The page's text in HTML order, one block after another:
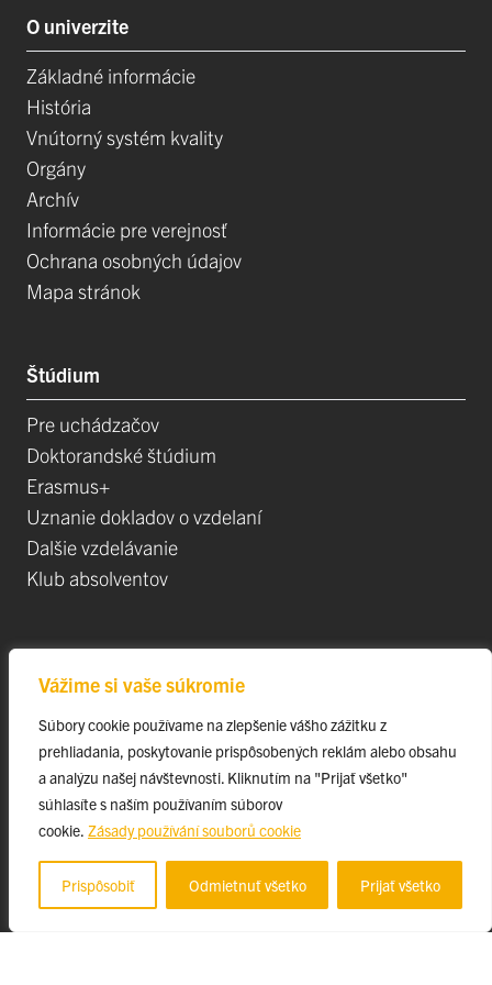
Vážime si vaše súkromie
Súbory cookie používame na zlepšenie vášho zážitku z
prehliadania, poskytovanie prispôsobených reklám alebo obsahu
a analýzu našej návštevnosti. Kliknutím na "Prijať všetko"
súhlasíte s naším používaním súborov
cookie. Zásady používání souborů cookie
Prispôsobiť Odmietnuť všetko Prijať všetko
O univerzite
Základné informácie
História
Vnútorný systém kvality
Orgány
Archív
Informácie pre verejnosť
Ochrana osobných údajov
Mapa stránok
Štúdium
Pre uchádzačov
Doktorandské štúdium
Erasmus+
Uznanie dokladov o vzdelaní
Dalšie vzdelávanie
Klub absolventov
Projekty
Špičkové tímy
TIP-UPJŠ
Vedecké parky
Evidencia publikačnej činnosti
Habilitačné a vymenúvacie konania